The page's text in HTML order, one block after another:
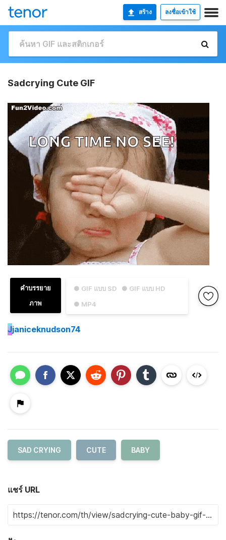
สร้าง ลงชื่อเข้าใช้
Sadcrying Cute GIF
● GIF แบบ SD
● GIF แบบ HD
● MP4
คำบรรยาย
ภาพ
Jjaniceknudson74
SAD CRYING CUTE BABY
แชร์ URL